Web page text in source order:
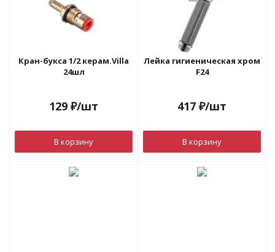
Кран-букса 1/2 керам.Villa
24шл
129 ₽/шт
В корзину
Лейка гигиеническая хром
F24
417 ₽/шт
В корзину